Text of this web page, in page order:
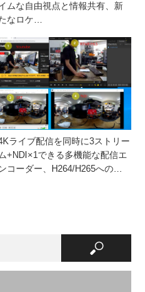
ムな自由視点と情報共有、新
なロケ…
ライブ配信を同時に3ストリー
ム+NDI×1できる多機能な配信エ
コーダー、H264/H265への…